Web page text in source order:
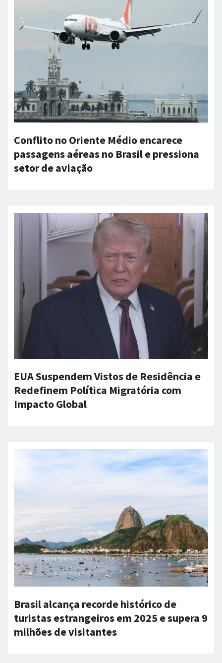
Conflito no Oriente Médio encarece
passagens aéreas no Brasil e pressiona
setor de aviação
EUA Suspendem Vistos de Residência e
Redefinem Política Migratória com
Impacto Global
Brasil alcança recorde histórico de
turistas estrangeiros em 2025 e supera 9
milhões de visitantes